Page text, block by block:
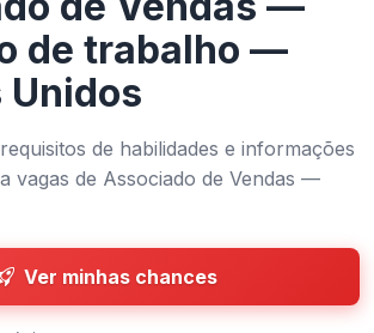
de trabalho —
Unidos
de habilidades e informações
vagas de Associado de Vendas —
Ver minhas chances